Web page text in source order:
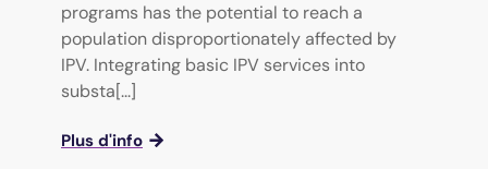
programs has the potential to reach a
population disproportionately affected by
IPV. Integrating basic IPV services into
substa[...]
Plus d'info